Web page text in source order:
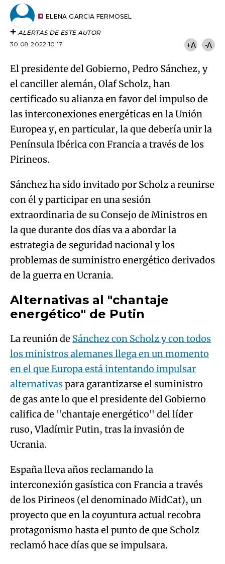
ELENA GARCIA FERMOSEL
ALERTAS DE ESTE AUTOR
30.08.2022 10:17
+A -A
El presidente del Gobierno, Pedro Sánchez, y
el canciller alemán, Olaf Scholz, han
certificado su alianza en favor del impulso de
las interconexiones energéticas en la Unión
Europea y, en particular, la que debería unir la
Península Ibérica con Francia a través de los
Pirineos.
Sánchez ha sido invitado por Scholz a reunirse
con él y participar en una sesión
extraordinaria de su Consejo de Ministros en
la que durante dos días va a abordar la
estrategia de seguridad nacional y los
problemas de suministro energético derivados
de la guerra en Ucrania.
Alternativas al "chantaje
energético" de Putin
La reunión de Sánchez con Scholz y con todos
los ministros alemanes llega en un momento
en el que Europa está intentando impulsar
alternativaspara garantizarse el suministro
de gas ante lo que el presidente del Gobierno
califica de "chantaje energético" del líder
ruso, Vladímir Putin, tras la invasión de
Ucrania.
España lleva años reclamando la
interconexión gasística con Francia a través
de los Pirineos (el denominado MidCat), un
proyecto que en la coyuntura actual recobra
protagonismo hasta el punto de que Scholz
reclamó hace días que se impulsara.